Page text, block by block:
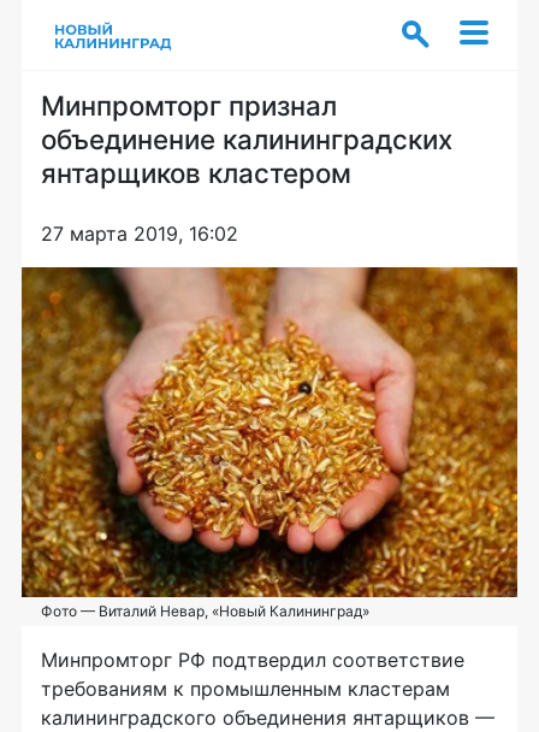
Минпромторг признал
объединение калининградских
янтарщиков кластером
27 марта 2019, 16:02
Фото — Виталий Невар, «Новый Калининград»
Минпромторг РФ подтвердил соответствие
требованиям к промышленным кластерам
калининградского объединения янтарщиков —